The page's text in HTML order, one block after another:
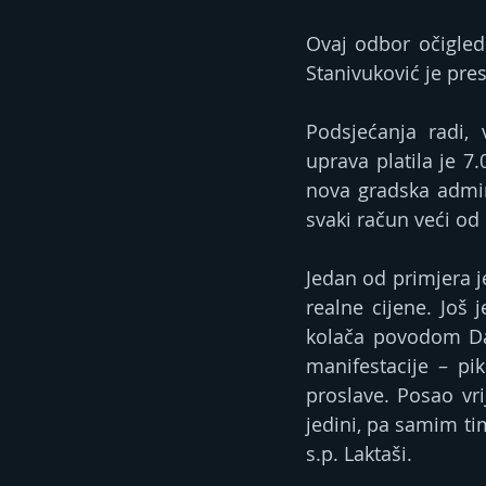
Ovaj odbor
Stanivuković je
Podsjećanja radi,
uprava platila je
nova gradska
svaki račun veći
Jedan od primjera
realne cijene. Još
kolača povodom
manifestacije –
proslave. Posao
jedini, pa samim
s.p. Laktaši.